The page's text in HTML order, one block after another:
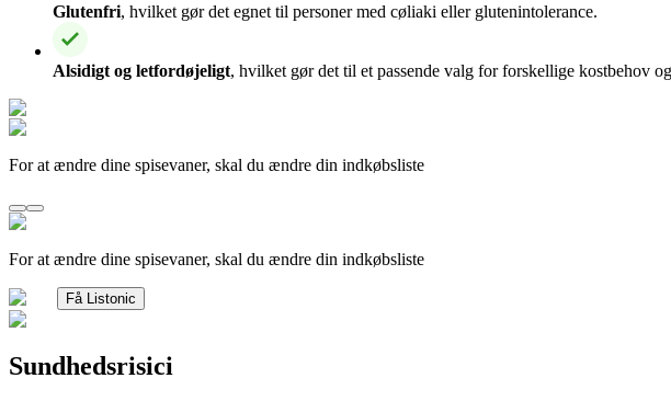
Glutenfri, hvilket gør det egnet til personer med cøliaki eller glutenintolerance.
Alsidigt og letfordøjeligt, hvilket gør det til et passende valg for forskellige kostbehov
For at ændre dine spisevaner, skal du ændre din indkøbsliste
For at ændre dine spisevaner, skal du ændre din indkøbsliste
Få Listonic
Sundhedsrisici